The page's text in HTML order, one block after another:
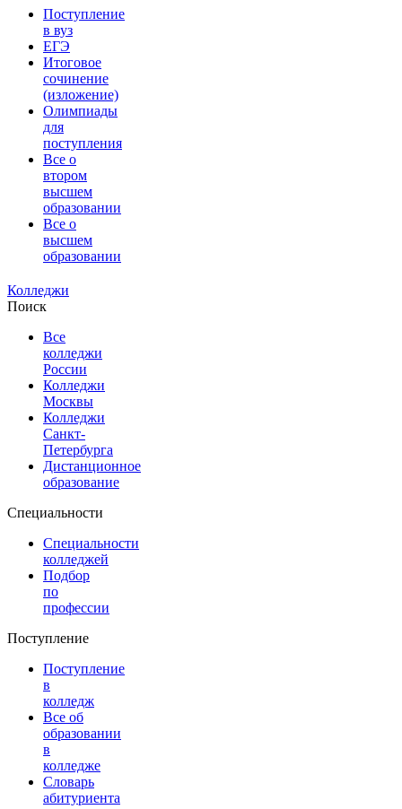
Поступление
в вуз
ЕГЭ
Итоговое
сочинение
(изложение)
Олимпиады
для
поступления
Все о
втором
высшем
образовании
Все о
высшем
образовании
Колледжи
Поиск
Все
колледжи
России
Колледжи
Москвы
Колледжи
Санкт-
Петербурга
Дистанционное
образование
Специальности
Специальности
колледжей
Подбор
по
профессии
Поступление
Поступление
в
колледж
Все об
образовании
в
колледже
Словарь
абитуриента